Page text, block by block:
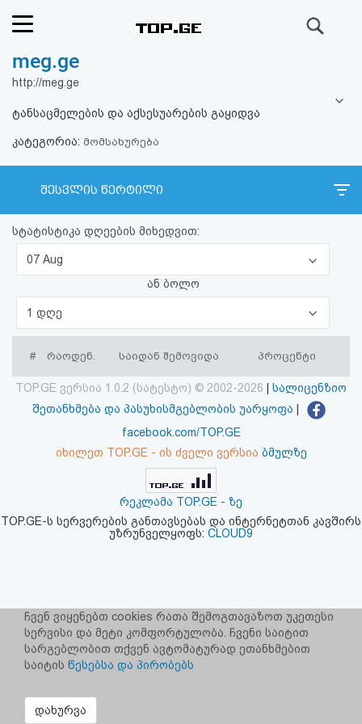
რეიტინგი
ფოსტა
კითხვა-
პასუხი
ავტორიზაცია
რეგისტრაცია
აღდგენა
HTML
კოდი
შეთანხმება
უარყოფა
meg.ge
http://meg.ge
ტანსაცმელების და აქსესუარების გაყიდვა
კატეგორია: მომსახურება
შესვლის წერტილი
სტატისტიკა დღეების მიხედვით:
07 Aug
ან ბოლო
1 დღე
# რაოდენ. საიდან შემოვიდა პროცენტი
TOP.GE ვერსია 1.0.2 (სატესტო) © 2002-2026
სალიცენზიო
შეთანხმება და პასუხისმგებლობის უარყოფა
facebook.com/TOP.GE
იხილეთ TOP.GE - ის ძველი ვერსია ბმულზე
რეკლამა TOP.GE - ზე
TOP.GE-ს სერვერების განთავსებას და ინტერნეტთან კავშირს
უზრუნველყოფს: CLOUD9
ჩვენ ვიყენებთ cookies რათა შემოგთავაზოთ უკეთესი
სერვისი და მეტი კომფორტულობა. ჩვენი საიტით
სარგებლობით თქვენ ავტომატურად ეთანხმებით
საიტის წესებსა და პირობებს
დახურვა